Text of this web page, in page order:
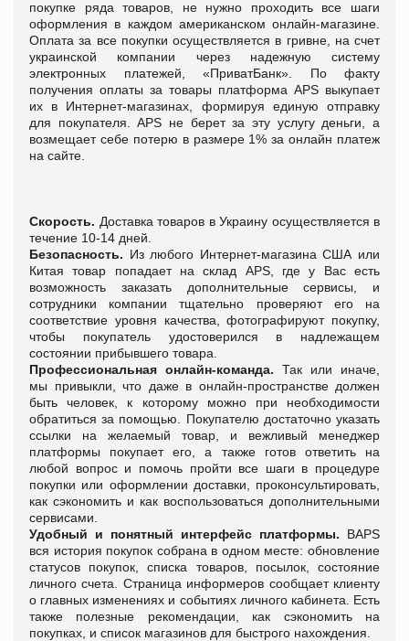
покупке ряда товаров, не нужно проходить все шаги
оформления в каждом американском онлайн-магазине.
Оплата за все покупки осуществляется в гривне, на счет
украинской компании через надежную систему
электронных платежей, «ПриватБанк». По факту
получения оплаты за товары платформа APS выкупает
их в Интернет-магазинах, формируя единую отправку
для покупателя. APS не берет за эту услугу деньги, а
возмещает себе потерю в размере 1% за онлайн платеж
на сайте.
Скорость. Доставка товаров в Украину осуществляется в
течение 10-14 дней.
Безопасность. Из любого Интернет-магазина США или
Китая товар попадает на склад APS, где у Вас есть
возможность заказать дополнительные сервисы, и
сотрудники компании тщательно проверяют его на
соответствие уровня качества, фотографируют покупку,
чтобы покупатель удостоверился в надлежащем
состоянии прибывшего товара.
Профессиональная онлайн-команда. Так или иначе,
мы привыкли, что даже в онлайн-пространстве должен
быть человек, к которому можно при необходимости
обратиться за помощью. Покупателю достаточно указать
ссылки на желаемый товар, и вежливый менеджер
платформы покупает его, а также готов ответить на
любой вопрос и помочь пройти все шаги в процедуре
покупки или оформлении доставки, проконсультировать,
как сэкономить и как воспользоваться дополнительными
сервисами.
Удобный и понятный интерфейс платформы. ВAPS
вся история покупок собрана в одном месте: обновление
статусов покупок, списка товаров, посылок, состояние
личного счета. Страница информеров сообщает клиенту
о главных изменениях и событиях личного кабинета. Есть
также полезные рекомендации, как сэкономить на
покупках, и список магазинов для быстрого нахождения.